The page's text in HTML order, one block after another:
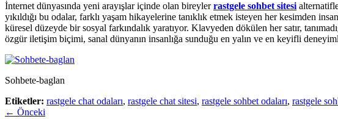
İnternet dünyasında yeni arayışlar içinde olan bireylerrastgele sohbet sitesi
yıkıldığı bu odalar, farklı yaşam hikayelerine tanıklık etmek isteyen her kesimden
küresel düzeyde bir sosyal farkındalık yaratıyor. Klavyeden dökülen her satır,
özgür iletişim biçimi, sanal dünyanın insanlığa sunduğu en yalın ve en keyifli
Sohbete-baglan
Etiketler: rastgele chat odaları, rastgele chat sitesi, rastgele sohbet odaları, rastgele
← Önceki